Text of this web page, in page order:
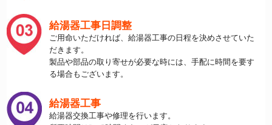
給湯器工事日調整
ご用命いただければ、給湯器工事の日程を決めさせていた
だきます。
製品や部品の取り寄せが必要な時には、手配に時間を要す
る場合もございます。
給湯器工事
給湯器交換工事や修理を行います。